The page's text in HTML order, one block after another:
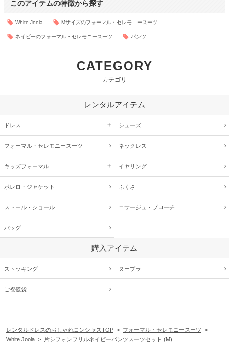
このアイテムの特徴から探す
White Joola Mサイズのフォーマル・セレモニースーツ
ネイビーのフォーマル・セレモニースーツ パンツ
CATEGORY
カテゴリ
レンタルアイテム
ドレス シューズ
フォーマル・ セレモニースーツ ネックレス
キッズフォーマル イヤリング
ボレロ・ジャケット ふくさ
ストール・ショール コサージュ・ ブローチ
バッグ
購入アイテム
ストッキング ヌーブラ
ご祝儀袋
レンタルドレスのおしゃれコンシャスTOP > フォーマル・セレモニースーツ >
White Joola > 片シフォンフリルネイビーパンツスーツセット (M)